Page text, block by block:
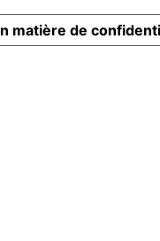
matière de